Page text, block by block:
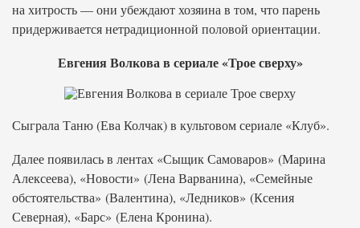
на хитрость — они убеждают хозяина в том, что парень
придерживается нетрадиционной половой ориентации.
Евгения Волкова в сериале «Трое сверху»
Сыграла Таню (Ева Колчак) в культовом сериале «Клуб».
Далее появилась в лентах «Сыщик Самоваров» (Марина
Алексеева), «Новости» (Лена Варванина), «Семейные
обстоятельства» (Валентина), «Ледников» (Ксения
Северная), «Барс» (Елена Кронина).